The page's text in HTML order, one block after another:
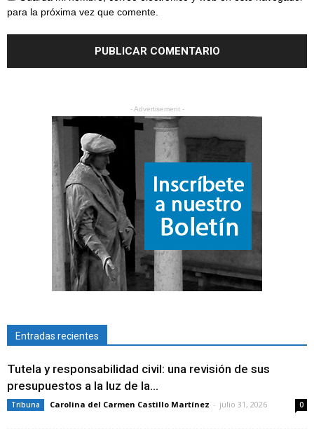
para la próxima vez que comente.
- Advertisement -
Entradas recientes
Tutela y responsabilidad civil: una revisión de sus
presupuestos a la luz de la...
Tribuna Carolina del Carmen Castillo Martínez - julio 31, 2026 0